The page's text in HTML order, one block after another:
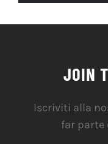
JOIN
Iscriviti alla
far parte